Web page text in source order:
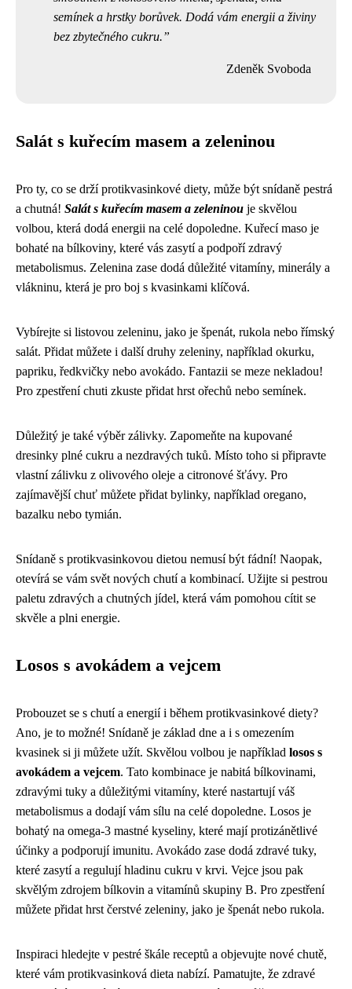
semínek a hrstky borůvek. Dodá vám energii a živiny
bez zbytečného cukru.
Zdeněk Svoboda
Salát s kuřecím masem a zeleninou
Pro ty, co se drží protikvasinkové diety, může být snídaně pestrá
a chutná! Salát s kuřecím masem a zeleninou je skvělou
volbou, která dodá energii na celé dopoledne. Kuřecí maso je
bohaté na bílkoviny, které vás zasytí a podpoří zdravý
metabolismus. Zelenina zase dodá důležité vitamíny, minerály a
vlákninu, která je pro boj s kvasinkami klíčová.
Vybírejte si listovou zeleninu, jako je špenát, rukola nebo římský
salát. Přidat můžete i další druhy zeleniny, například okurku,
papriku, ředkvičky nebo avokádo. Fantazii se meze nekladou!
Pro zpestření chuti zkuste přidat hrst ořechů nebo semínek.
Důležitý je také výběr zálivky. Zapomeňte na kupované
dresinky plné cukru a nezdravých tuků. Místo toho si připravte
vlastní zálivku z olivového oleje a citronové šťávy. Pro
zajímavější chuť můžete přidat bylinky, například oregano,
bazalku nebo tymián.
Snídaně s protikvasinkovou dietou nemusí být fádní! Naopak,
otevírá se vám svět nových chutí a kombinací. Užijte si pestrou
paletu zdravých a chutných jídel, která vám pomohou cítit se
skvěle a plni energie.
Losos s avokádem a vejcem
Probouzet se s chutí a energií i během protikvasinkové diety?
Ano, je to možné! Snídaně je základ dne a i s omezením
kvasinek si ji můžete užít. Skvělou volbou je například losos s
avokádem a vejcem. Tato kombinace je nabitá bílkovinami,
zdravými tuky a důležitými vitamíny, které nastartují váš
metabolismus a dodají vám sílu na celé dopoledne. Losos je
bohatý na omega-3 mastné kyseliny, které mají protizánětlivé
účinky a podporují imunitu. Avokádo zase dodá zdravé tuky,
které zasytí a regulují hladinu cukru v krvi. Vejce jsou pak
skvělým zdrojem bílkovin a vitamínů skupiny B. Pro zpestření
můžete přidat hrst čerstvé zeleniny, jako je špenát nebo rukola.
Inspiraci hledejte v pestré škále receptů a objevujte nové chutě,
které vám protikvasinková dieta nabízí. Pamatujte, že zdravé